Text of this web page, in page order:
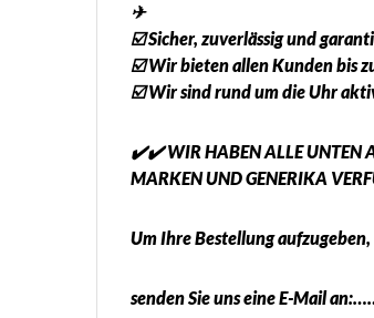
✈
☑️ Sicher, zuverlässig und
☑️ Wir bieten allen Kunden bis
☑️ Wir sind rund um die Uhr
✔️✔️ WIR HABEN ALLE UNTEN
MARKEN UND GENERIKA
Um Ihre Bestellung aufzugeben,
senden Sie uns eine E-Mail